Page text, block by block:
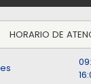
HORARIO DE